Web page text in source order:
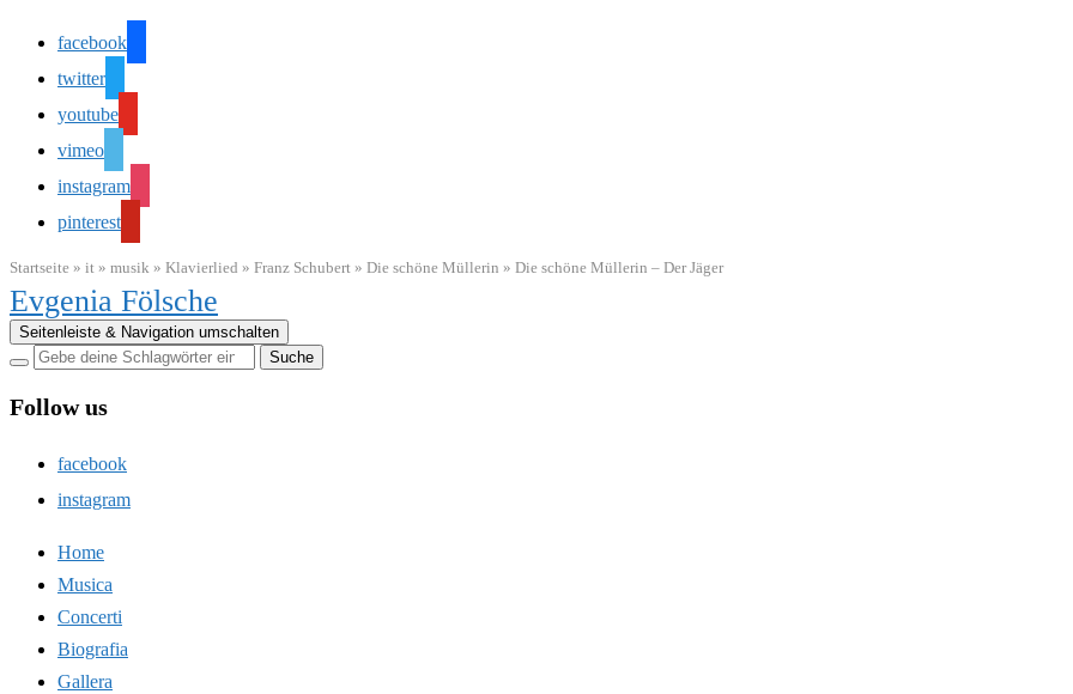
facebook
twitter
youtube
vimeo
instagram
pinterest
Startseite » it » musik » Klavierlied » Franz Schubert » Die schöne Müllerin » Die schöne Müllerin – Der Jäger
Evgenia Fölsche
Seitenleiste & Navigation umschalten
Follow us
facebook
instagram
Home
Musica
Concerti
Biografia
Gallera